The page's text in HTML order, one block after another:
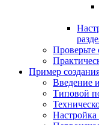
Проверьте
Пример
Введение
Типовой